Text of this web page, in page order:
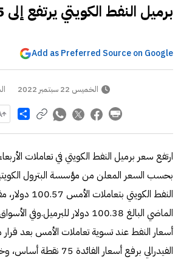
برميل النفط الكويتي يرتفع إلى 100.5 دولار
Add as Preferred Source on Google
الخميس 22 سبتمبر 2022
Share
بحسب السعر المعلن من مؤسسة البترول
النفط الكويتي
الماضي البالغ 100.38 دولار
أسعار النفط عند تسوية تعاملات الأمس بعد
الفيدرالي برفع أسعار